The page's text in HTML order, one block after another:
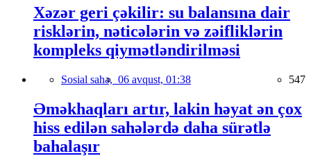
Xəzər geri çəkilir: su balansına dair
risklərin, nəticələrin və zəifliklərin
kompleks qiymətləndirilməsi
Sosial sahə, 06 avqust, 01:38 547
Əməkhaqları artır, lakin həyat ən çox
hiss edilən sahələrdə daha sürətlə
bahalaşır